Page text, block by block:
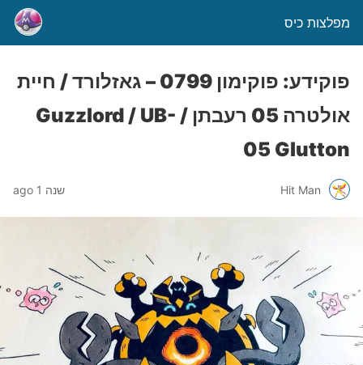
מפלצות כיס
פוקידע: פוקימון 0799 – גאזלורד / חיית
אולטרה 05 רעבתן / Guzzlord / UB-
05 Glutton
Hit Man שנה 1 ago